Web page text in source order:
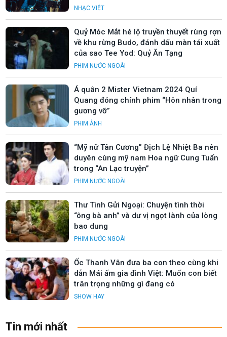
NHẠC VIỆT
Quỷ Móc Mắt hé lộ truyền thuyết rùng rợn
về khu rừng Budo, đánh dấu màn tái xuất
của sao Tee Yod: Quỷ Ăn Tạng
PHIM NƯỚC NGOÀI
Á quân 2 Mister Vietnam 2024 Quí
Quang đóng chính phim “Hôn nhân trong
gương vỡ”
PHIM ẢNH
“Mỹ nữ Tân Cương” Địch Lệ Nhiệt Ba nên
duyên cùng mỹ nam Hoa ngữ Cung Tuấn
trong “An Lạc truyện”
PHIM NƯỚC NGOÀI
Thư Tình Gửi Ngoại: Chuyện tình thời
“ông bà anh” và dư vị ngọt lành của lòng
bao dung
PHIM NƯỚC NGOÀI
Ốc Thanh Vân đưa ba con theo cùng khi
dẫn Mái ấm gia đình Việt: Muốn con biết
trân trọng những gì đang có
SHOW HAY
Tin mới nhất